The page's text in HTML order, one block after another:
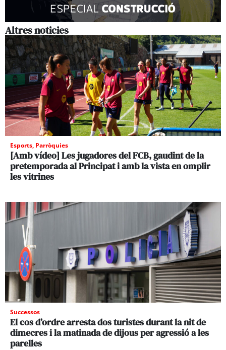
Altres noticies
Esports, Parròquies
[Amb vídeo] Les jugadores del FCB, gaudint de la
pretemporada al Principat i amb la vista en omplir
les vitrines
Successos
El cos d’ordre arresta dos turistes durant la nit de
dimecres i la matinada de dijous per agressió a les
parelles